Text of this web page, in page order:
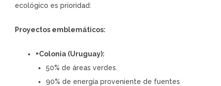
ecológico es prioridad:
Proyectos emblemáticos:
+Colonia (Uruguay):
50% de áreas verdes.
90% de energía proveniente de fuentes